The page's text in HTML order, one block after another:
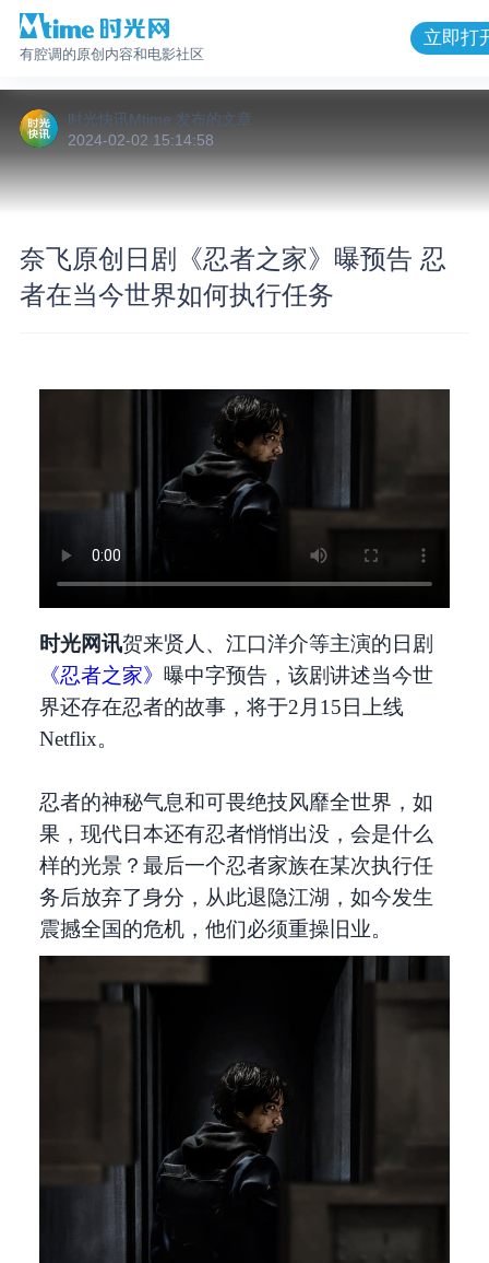
有腔调的原创内容和电影社区
立即打
时光快讯Mtime 发布的 文章
2024-02-02 15:14:58
奈飞原创日剧《忍者之家》曝预告 忍
者在当今世界如何执行任务
时光网讯贺来贤人、江口洋介等主演的日剧
《忍者之家》 曝中字预告，该剧讲述当今世
界还存在忍者的故事，将于2月15日上线
Netflix。
忍者的神秘气息和可畏绝技风靡全世界，如
果，现代日本还有忍者悄悄出没，会是什么
样的光景？最后一个忍者家族在某次执行任
务后放弃了身分，从此退隐江湖，如今发生
震撼全国的危机，他们必须重操旧业。